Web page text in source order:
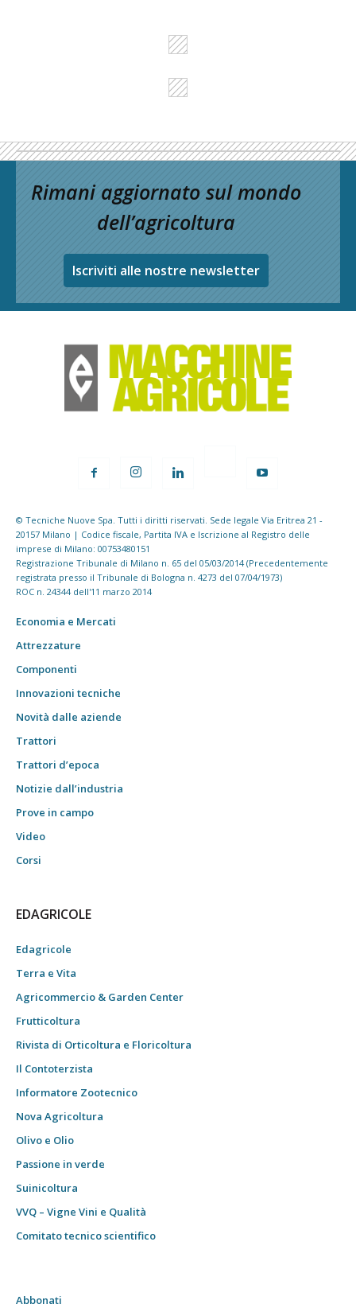
Rimani aggiornato sul mondo
dell’agricoltura
Iscriviti alle nostre newsletter
© Tecniche Nuove Spa. Tutti i diritti riservati. Sede legale Via Eritrea 21 -
20157 Milano | Codice fiscale, Partita IVA e Iscrizione al Registro delle
imprese di Milano: 00753480151
Registrazione Tribunale di Milano n. 65 del 05/03/2014 (Precedentemente
registrata presso il Tribunale di Bologna n. 4273 del 07/04/1973)
ROC n. 24344 dell'11 marzo 2014
Economia e Mercati
Attrezzature
Componenti
Innovazioni tecniche
Novità dalle aziende
Trattori
Trattori d’epoca
Notizie dall’industria
Prove in campo
Video
Corsi
EDAGRICOLE
Edagricole
Terra e Vita
Agricommercio & Garden Center
Frutticoltura
Rivista di Orticoltura e Floricoltura
Il Contoterzista
Informatore Zootecnico
Nova Agricoltura
Olivo e Olio
Passione in verde
Suinicoltura
VVQ – Vigne Vini e Qualità
Comitato tecnico scientifico
Abbonati